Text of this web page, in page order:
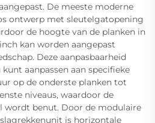
De meeste moderne
ontwerp met sleutelgatopening
de hoogte van de planken in
kan worden aangepast
Deze aanpasbaarheid
aanpassen aan specifieke
op de onderste planken tot
niveaus, waardoor de
benut. Door de modulaire
is horizontale